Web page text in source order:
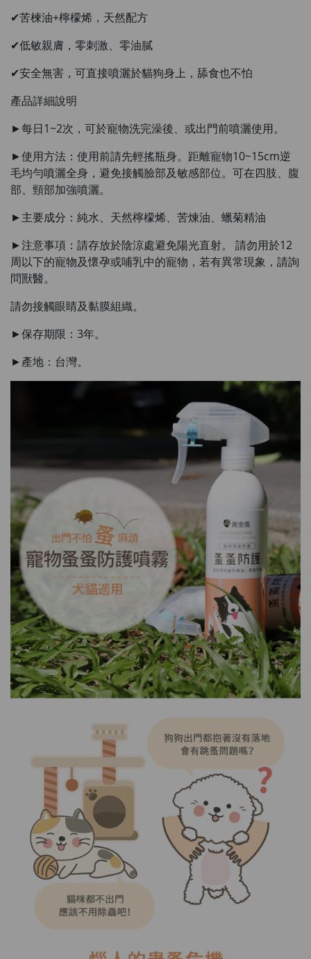
Maximum 1 additional products allowed
to the cart
HKD$99
HERBS U-TIGHT
HKD$169
HKD$369
Add To Cart
Energie Super Power 5:1 (到期日
2028年1月)
Maximum 1 additional products allowed
to the cart
HKD$449
理膚泉 無香大哥大防曬 50ml (2027年4
to the cart
HKD$88
HKD$145
(到期日2027年2月)
Maximum 1 additional products allowed
to the cart
HKD$85 Add To Cart
✔苦楝油+檸檬烯，天然配方
✔低敏親膚，零刺激、零油膩
✔安全無害，可直接噴灑於貓狗身上，舔食也不怕
產品詳細說明
►每日1~2次，可於寵物洗完澡後、或出門前噴灑使用。
►使用方法：使用前請先輕搖瓶身。距離寵物10~15cm逆
毛均勻噴灑全身，避免接觸臉部及敏感部位。可在四肢、腹
部、頸部加強噴灑。
►主要成分：純水、天然檸檬烯、苦煉油、蠟菊精油
►注意事項：請存放於陰涼處避免陽光直射。 請勿用於12
周以下的寵物及懷孕或哺乳中的寵物，若有異常現象，請詢
問獸醫。
請勿接觸眼睛及黏膜組織。
►保存期限：3年。
►產地：台灣。